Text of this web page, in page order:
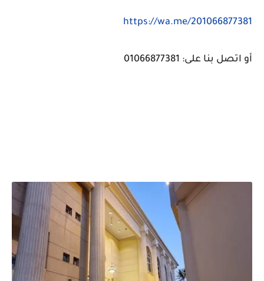
https://wa.me/201066877381
أو اتصل بنا على: 01066877381